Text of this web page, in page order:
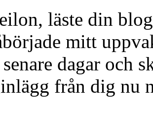
läste din
mitt
dagar och
från dig nu